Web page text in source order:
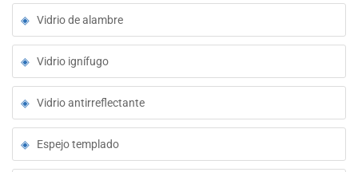
Vidrio de alambre
Vidrio ignífugo
Vidrio antirreflectante
Espejo templado